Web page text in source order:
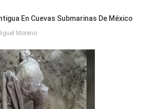
En Cuevas Submarinas De México
Moreno